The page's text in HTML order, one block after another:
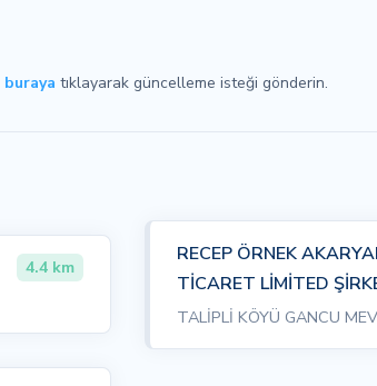
buraya tıklayarak güncelleme isteği gönderin.
4.4 km
RECEP ÖRNEK
TİCARET LİMİTED
TALİPLİ KÖYÜ GANCU